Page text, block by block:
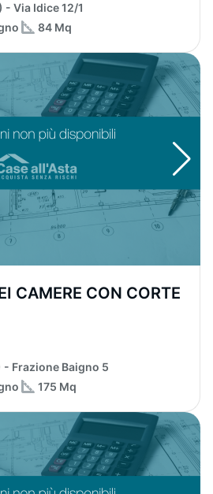
Via Idice 12/1
84 Mq
CAMERE CON CORTE
Frazione Baigno 5
175 Mq